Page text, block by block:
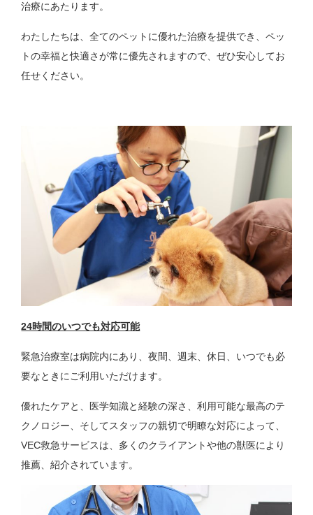
治療にあたります。
わたしたちは、全てのペットに優れた治療を提供でき、ペッ
トの幸福と快適さが常に優先されますので、ぜひ安心してお
任せください。
24時間のいつでも対応可能
緊急治療室は病院内にあり、夜間、週末、休日、いつでも必
要なときにご利用いただけます。
優れたケアと、医学知識と経験の深さ、利用可能な最高のテ
クノロジー、そしてスタッフの親切で明瞭な対応によって、
VEC救急サービスは、多くのクライアントや他の獣医により
推薦、紹介されています。